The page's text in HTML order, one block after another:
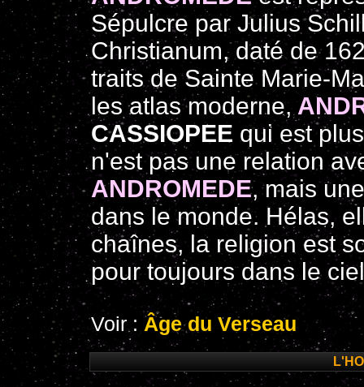
Sépulcre par Julius
Christianum, daté de
traits de Sainte Marie-
les atlas moderne,
CASSIOPEE qui est
n'est pas une relation
ANDROMEDE, mais
dans le monde. Hélas,
chaînes, la religion est
pour toujours dans le
Voir : Âge du Verseau